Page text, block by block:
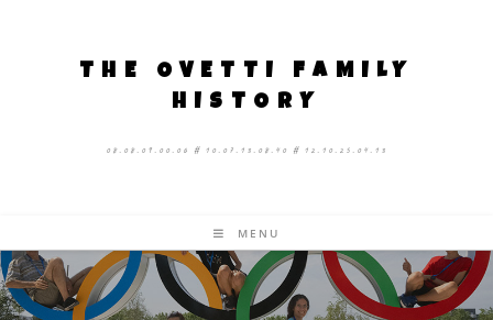
THE OVETTI FAMILY
HISTORY
08.08.09.00.06 # 10.07.13.08.40 # 12.10.25.04.13
MENU